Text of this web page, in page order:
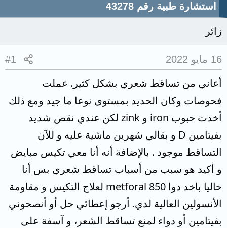
استشارة طبية رقم 43278
زائر
16 مايو 2022 #1
أعاني من تساقط شعري بشكل كثير. عملت
فحوصات وكان الحديد بمستوى نوعا ما جيد ومع ذلك
أخدت حبوب iron و zink لكن عندي نقص شديد
بفيتامين D و بقالي شهرين ماشية عليه و للآن
التساقط موجود . بالإضافة أنه أنا معي تكيس مبايض
و أكيد هو سبب من أسباب تساقط شعري بس أنا
حاليا باخد دوا metforal 850 لعلاج التكيس و مقاومة
الأنسولين العالية لدي. أرجو إعطائي حل أو أنصحوني
بفيتامين أو دواء لمنع تساقط الشعر، و آسفة على